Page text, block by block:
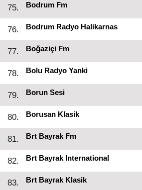
75. Bodrum Fm
76. Bodrum Radyo Halikarnas
77. Boğaziçi Fm
78. Bolu Radyo Yanki
79. Borun Sesi
80. Borusan Klasik
81. Brt Bayrak Fm
82. Brt Bayrak International
83. Brt Bayrak Klasik